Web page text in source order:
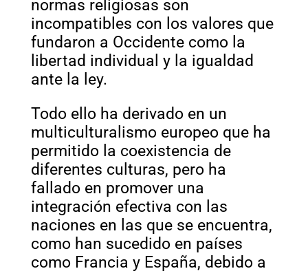
normas religiosas son
incompatibles con los valores que
fundaron a Occidente como la
libertad individual y la igualdad
ante la ley.
Todo ello ha derivado en un
multiculturalismo europeo que ha
permitido la coexistencia de
diferentes culturas, pero ha
fallado en promover una
integración efectiva con las
naciones en las que se encuentra,
como han sucedido en países
como Francia y España, debido a